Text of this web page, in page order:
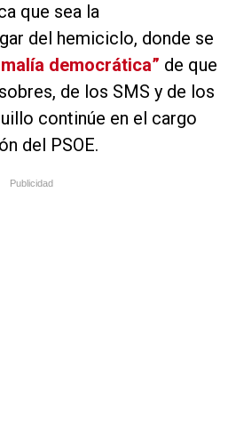
que sea la
del hemiciclo, donde se
democrática” de que
de los SMS y de los
continúe en el cargo
del PSOE.
Publicidad